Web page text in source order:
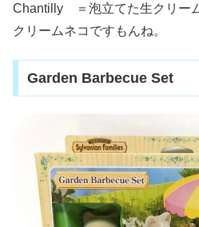
Chantilly ＝泡立てた生クリー
クリームネコですもんね。
Garden Barbecue Set